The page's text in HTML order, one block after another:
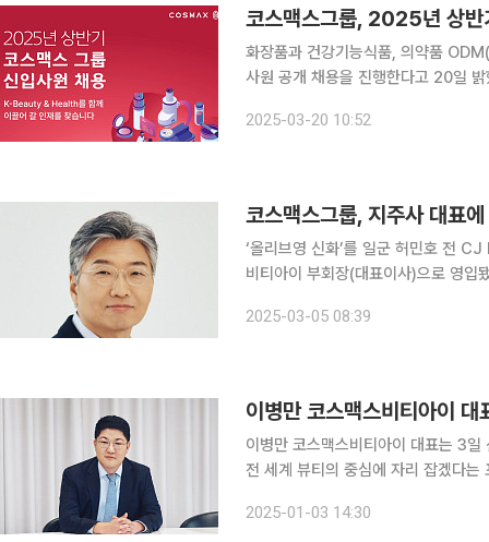
코스맥스그룹, 2025년 상반
화장품과 건강기능식품, 의약품
사원 공개 채용을 진행한다고 20일 밝혔다. 이번 채용에는 지주사인 코스맥스비티아
참여한다. 채용 직무는
2025-03-20 10:52
코스맥스그룹, 지주사 대표
‘올리브영 신화’를 일군 허민호 전
비티아이 부회장(대표이사)으로 영입됐다. 5일 코스맥스그룹에 따르면 허민호 코스맥스
H&B(헬스앤뷰티) 채널시장의 새 지
2025-03-05 08:39
이병만 코스맥스비티아이 대표는 3
전 세계 뷰티의 중심에 자리 잡겠다는 포부를 밝혔다. 이를 위해 코스
발 및 생산 분야에서 최고 수준 달성
2025-01-03 14:30